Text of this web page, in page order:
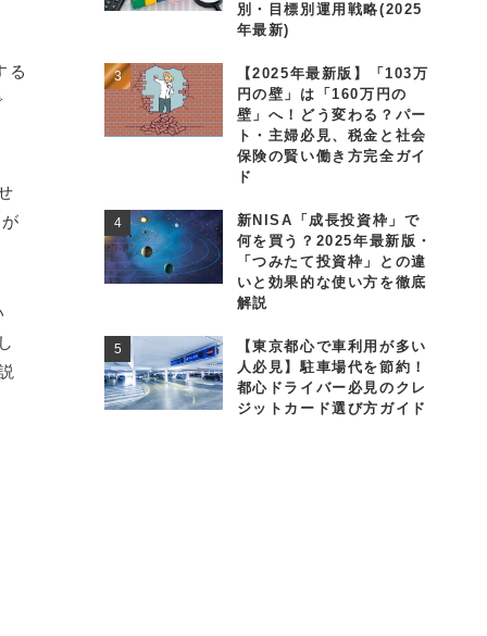
る
別・目標別運用戦略(2025
年最新)
【2025年最新版】「103万
円の壁」は「160万円の
壁」へ！どう変わる？パー
ト・主婦必見、税金と社会
保険の賢い働き方完全ガイ
ド
新NISA「成長投資枠」で
何を買う？2025年最新版・
「つみたて投資枠」との違
いと効果的な使い方を徹底
解説
【東京都心で車利用が多い
人必見】駐車場代を節約！
都心ドライバー必見のクレ
ジットカード選び方ガイド